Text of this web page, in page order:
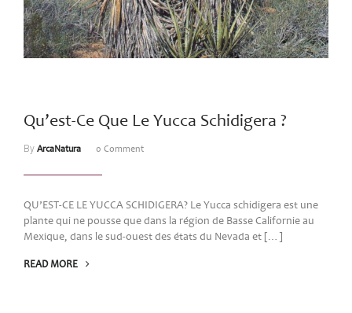
Qu’est-Ce Que Le Yucca Schidigera ?
By ArcaNatura 0 Comment
QU’EST-CE LE YUCCA SCHIDIGERA? Le Yucca schidigera est une
plante qui ne pousse que dans la région de Basse Californie au
Mexique, dans le sud-ouest des états du Nevada et […]
READ MORE